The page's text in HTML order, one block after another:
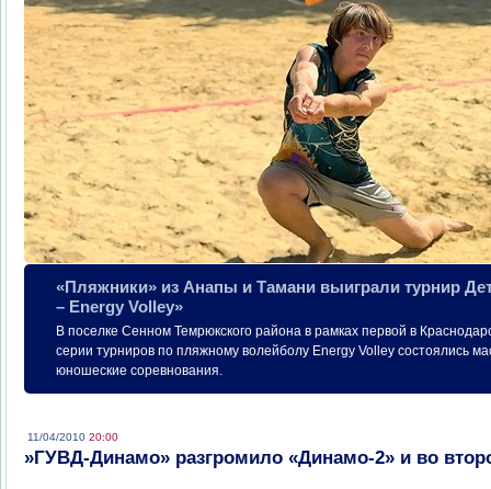
«Пляжники» из Анапы и Тамани выиграли турнир
– Energy Volley»
В поселке Сенном Темрюкского района в рамках первой в
серии турниров по пляжному волейболу Energy Volley состоялись
юношеские соревнования.
11/04/2010 20:00
»ГУВД-Динамо» разгромило «Динамо-2» и во